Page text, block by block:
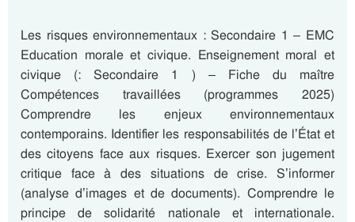
Les risques environnementaux : Secondaire 1 – EMC
Education morale et civique. Enseignement moral et
civique (: Secondaire 1 ) – Fiche du maître
Compétences travaillées (programmes 2025)
Comprendre les enjeux environnementaux
contemporains. Identifier les responsabilités de l’État et
des citoyens face aux risques. Exercer son jugement
critique face à des situations de crise. S’informer
(analyse d’images et de documents). Comprendre le
principe de solidarité nationale et internationale.